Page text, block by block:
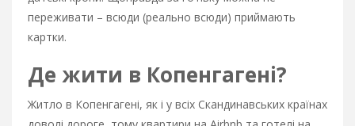
переживати – всюди (реально всюди) приймають
картки.
Де жити в Копенгагені?
Житло в Копенгагені, як і у всіх Скандинавських країнах